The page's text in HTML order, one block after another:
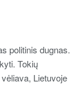
politinis dugnas.
Tokių
Lietuvoje